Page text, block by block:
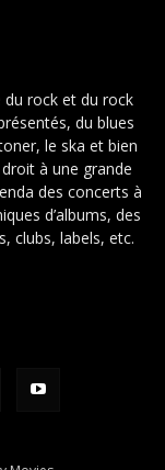
du rock et du rock
du blues
le ska et bien
à une grande
des concerts à
d’albums, des
clubs, labels, etc.